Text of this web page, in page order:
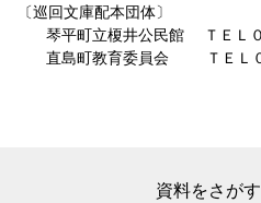
〔巡回文庫配本団体〕
琴平町立榎井公民館 ＴＥＬ０
直島町教育委員会 ＴＥＬ０
資料をさがす